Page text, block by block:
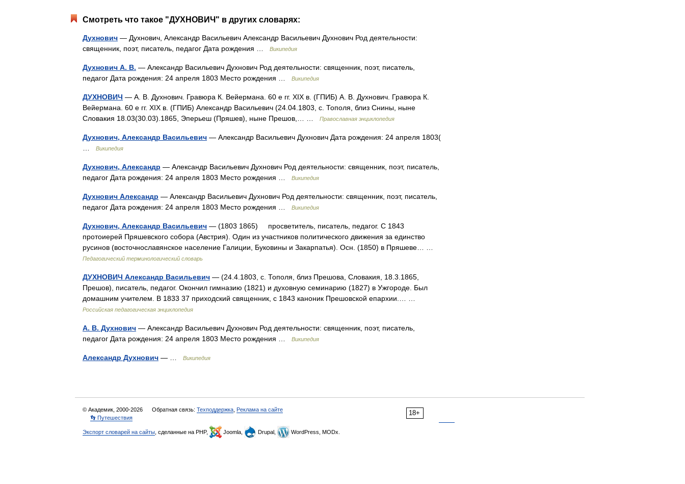
Смотреть что такое "ДУХНОВИЧ" в других словарях:
Духнович — Духнович, Александр Васильевич Александр Васильевич Духнович Род деятельности:
священник, поэт, писатель, педагог Дата рождения …
Википедия
Духнович А. В. — Александр Васильевич Духнович Род деятельности: священник, поэт, писатель,
педагог Дата рождения: 24 апреля 1803 Место рождения …
Википедия
ДУХНОВИЧ — А. В. Духнович. Гравюра К. Вейермана. 60 е гг. XIX в. (ГПИБ) А. В. Духнович. Гравюра К.
Вейермана. 60 е гг. XIX в. (ГПИБ) Александр Васильевич (24.04.1803, с. Тополя, близ Снины, ныне
Словакия 18.03(30.03).1865, Эперьеш (Пряшев), ныне Прешов,… …
Православная энциклопедия
Духнович, Александр Васильевич — Александр Васильевич Духнович Дата рождения: 24 апреля 1803(
Википедия
Духнович, Александр — Александр Васильевич Духнович Род деятельности: священник, поэт, писатель,
педагог Дата рождения: 24 апреля 1803 Место рождения …
Википедия
Духнович Александр — Александр Васильевич Духнович Род деятельности: священник, поэт, писатель,
педагог Дата рождения: 24 апреля 1803 Место рождения …
Википедия
Духнович, Александр Васильевич — (1803 1865) просветитель, писатель, педагог. С 1843
протоиерей Пряшевского собора (Австрия). Один из участников политического движения за единство
русинов (восточнославянское население Галиции, Буковины и Закарпатья). Осн. (1850) в Пряшеве… …
Педагогический терминологический словарь
ДУХНОВИЧ Александр Васильевич — (24.4.1803, с. Тополя, близ Прешова, Словакия, 18.3.1865,
Прешов), писатель, педагог. Окончил гимназию (1821) и духовную семинарию (1827) в Ужгороде. Был
домашним учителем. В 1833 37 приходский священник, с 1843 каноник Прешовской епархии.… …
Российская педагогическая энциклопедия
А. В. Духнович — Александр Васильевич Духнович Род деятельности: священник, поэт, писатель,
педагог Дата рождения: 24 апреля 1803 Место рождения …
Википедия
Александр Духнович — … Википедия
18+
© Академик, 2000-2026 Обратная связь: Техподдержка Реклама на сайте
👣 Путешествия
Экспорт словарей на сайты , сделанные на PHP, Joomla, Drupal, WordPress, MODx.